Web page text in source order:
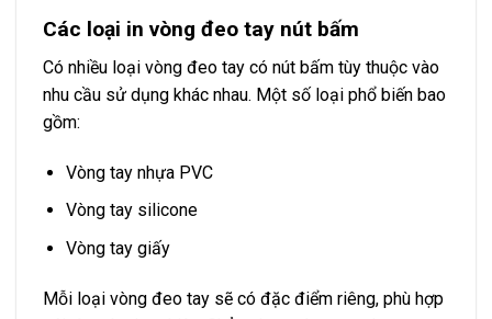
Các loại in vòng đeo tay nút bấm
Có nhiều loại vòng đeo tay có nút bấm tùy thuộc vào
nhu cầu sử dụng khác nhau. Một số loại phổ biến bao
gồm:
Vòng tay nhựa PVC
Vòng tay silicone
Vòng tay giấy
Mỗi loại vòng đeo tay sẽ có đặc điểm riêng, phù hợp